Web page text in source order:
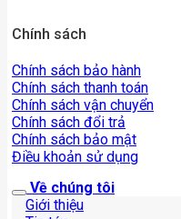
Chính sách
Chính sách bảo hành
Chính sách thanh toán
Chính sách vận chuyển
Chính sách đổi trả
Chính sách bảo mật
Điều khoản sử dụng
Về chúng tôi
Giới thiệu